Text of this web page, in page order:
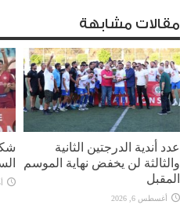
مقالات مشابهة
عدد أندية الدرجتين الثانية
والثالثة لن يخفض نهاية الموسم
المقبل
أغسطس 6, 2026